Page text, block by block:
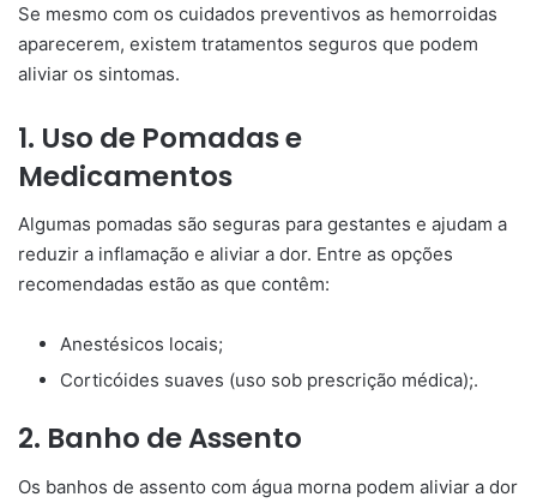
Se mesmo com os cuidados preventivos as hemorroidas
aparecerem, existem tratamentos seguros que podem
aliviar os sintomas.
1. Uso de Pomadas e
Medicamentos
Algumas pomadas são seguras para gestantes e ajudam a
reduzir a inflamação e aliviar a dor. Entre as opções
recomendadas estão as que contêm:
Anestésicos locais;
Corticóides suaves (uso sob prescrição médica);.
2. Banho de Assento
Os banhos de assento com água morna podem aliviar a dor